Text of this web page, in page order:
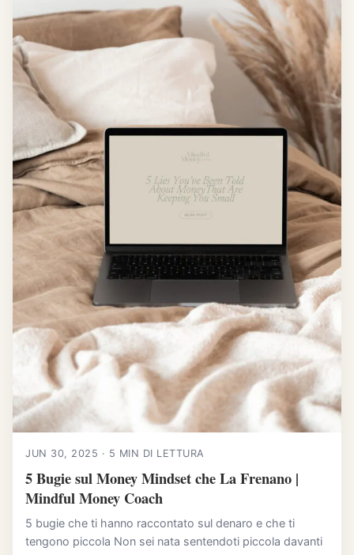
JUN 30, 2025 · 5 MIN DI LETTURA
5 Bugie sul Money Mindset che La Frenano |
Mindful Money Coach
5 bugie che ti hanno raccontato sul denaro e che ti
tengono piccola Non sei nata sentendoti piccola davanti